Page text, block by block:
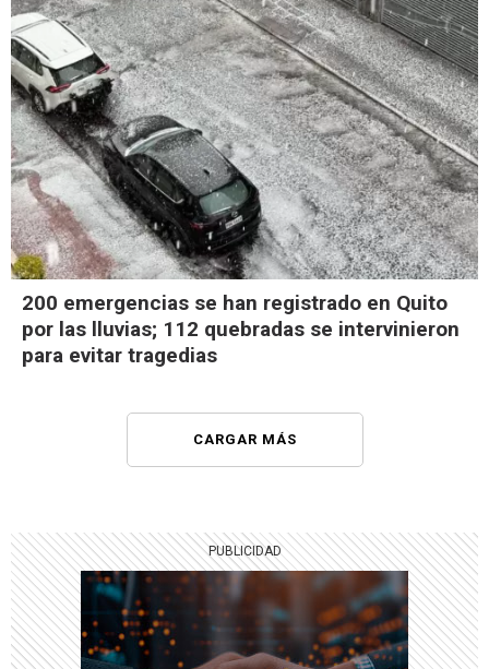
200 emergencias se han registrado en Quito
por las lluvias; 112 quebradas se intervinieron
para evitar tragedias
CARGAR MÁS